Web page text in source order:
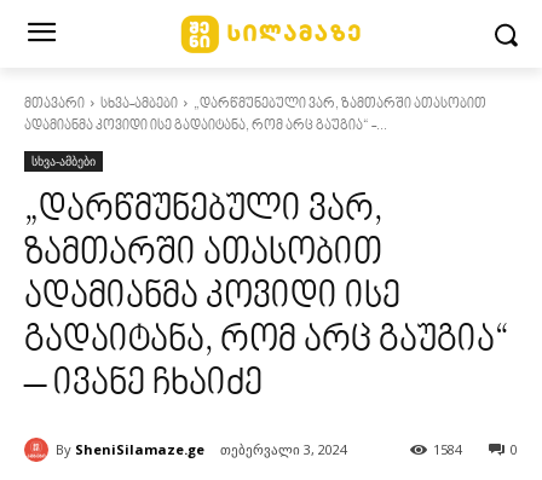
მთავარი სხვა-ამბები
„დარწმუნებული ვარ, ზამთარში ათასობით
ადამიანმა კოვიდი ისე გადაიტანა, რომ არც გაუგია“ -...
სხვა-ამბები
„დარწმუნებული ვარ,
ზამთარში ათასობით
ადამიანმა კოვიდი ისე
გადაიტანა, რომ არც გაუგია“
– ივანე ჩხაიძე
By SheniSilamaze.ge თებერვალი 3, 2024 0
1584